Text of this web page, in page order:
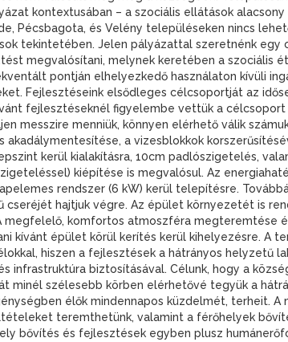
kontextusában – a szociális ellátások
Pécsbagota, és Velény településeken nincs
tekintetében. Jelen pályázattal szeretnénk egy
megvalósítani, melynek keretében a szociális
pontján elhelyezkedő használaton kívüli
Fejlesztéseink elsődleges célcsoportját az
fejlesztéseknél figyelembe vettük a
messzire menniük, könnyen elérhető válik
a vizesblokkok
kerül kialakításra, 10cm padlószigetelés,
kiépítése is megvalósul. Az
rendszer (6 kW) kerül telepítésre.
hajtjuk végre. Az épület környezetét is
komfortos atmoszféra megteremtése
kívánt épület körül kerítés kerül kihelyezésre. A
hiszen a fejlesztések a hátrányos helyzetű
biztosításával. Célunk, hogy a
minél szélesebb körben elérhetővé tegyük a
élők mindennapos küzdelmét, terheit.
teremthetünk, valamint a férőhelyek
bővítés és fejlesztések egyben plusz